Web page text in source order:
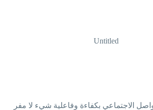
الاجتماعي بكفاءة وفاعلية شيء لا مفر